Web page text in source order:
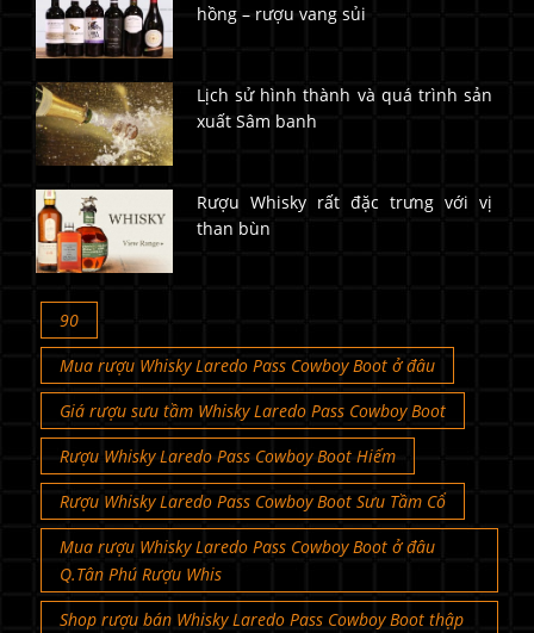
hồng – rượu vang sủi
Lịch sử hình thành và quá trình sản
xuất Sâm banh
Rượu Whisky rất đặc trưng với vị
than bùn
90
Mua rượu Whisky Laredo Pass Cowboy Boot ở đâu
Giá rượu sưu tầm Whisky Laredo Pass Cowboy Boot
Rượu Whisky Laredo Pass Cowboy Boot Hiếm
Rượu Whisky Laredo Pass Cowboy Boot Sưu Tầm Cổ
Mua rượu Whisky Laredo Pass Cowboy Boot ở đâu
Q.Tân Phú Rượu Whis
Shop rượu bán Whisky Laredo Pass Cowboy Boot thập